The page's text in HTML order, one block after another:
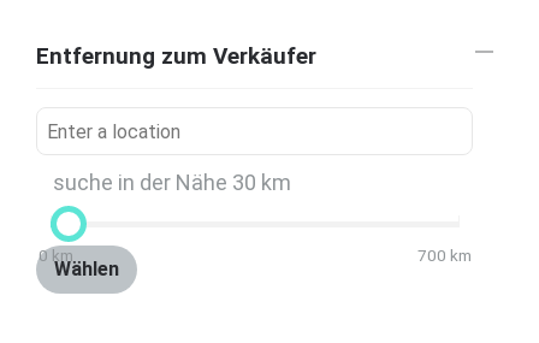
Entfernung zum Verkäufer
suche in der Nähe 30 km
0km 700 km
Wählen